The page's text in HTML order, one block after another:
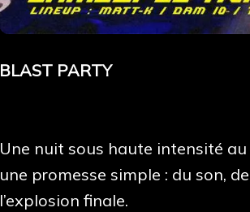
BLAST PARTY
Une nuit sous haute intensité
une promesse simple : du son,
l’explosion finale.